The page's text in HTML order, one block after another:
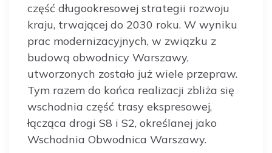
część długookresowej strategii rozwoju
kraju, trwającej do 2030 roku. W wyniku
prac modernizacyjnych, w związku z
budową obwodnicy Warszawy,
utworzonych zostało już wiele przepraw.
Tym razem do końca realizacji zbliża się
wschodnia część trasy ekspresowej,
łącząca drogi S8 i S2, określanej jako
Wschodnia Obwodnica Warszawy.